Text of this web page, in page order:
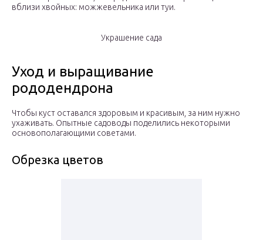
вблизи хвойных: можжевельника или туи.
Украшение сада
Уход и выращивание
рододендрона
Чтобы куст оставался здоровым и красивым, за ним нужно
ухаживать. Опытные садоводы поделились некоторыми
основополагающими советами.
Обрезка цветов